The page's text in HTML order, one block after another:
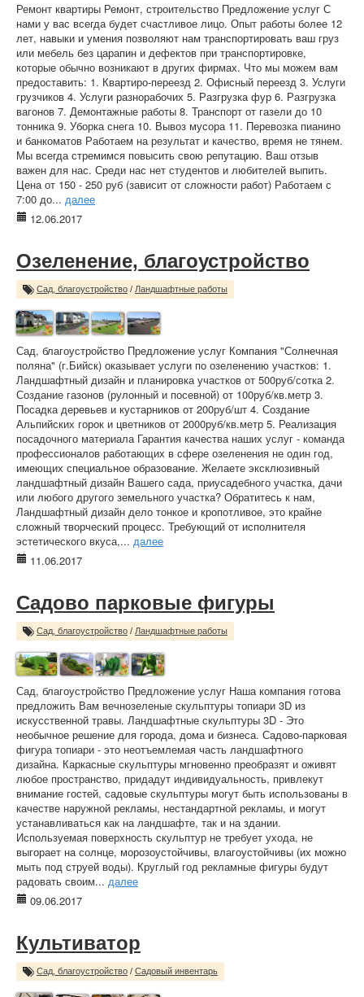
Ремонт квартиры Ремонт, строительство Предложение услуг С
нами у вас всегда будет счастливое лицо. Опыт работы более 12
лет, навыки и умения позволяют нам транспортировать ваш груз
или мебель без царапин и дефектов при транспортировке,
которые обычно возникают в других фирмах. Что мы можем вам
предоставить: 1. Квартиро-переезд 2. Офисный переезд 3. Услуги
грузчиков 4. Услуги разнорабочих 5. Разгрузка фур 6. Разгрузка
вагонов 7. Демонтажные работы 8. Транспорт от газели до 10
тонника 9. Уборка снега 10. Вывоз мусора 11. Перевозка пианино
и банкоматов Работаем на результат и качество, время не тянем.
Мы всегда стремимся повысить свою репутацию. Ваш отзыв
важен для нас. Среди нас нет студентов и любителей выпить.
Цена от 150 - 250 руб (зависит от сложности работ) Работаем с
7:00 до... далее
12.06.2017
Озеленение, благоустройство
Сад, благоустройство / Ландшафтные работы
Сад, благоустройство Предложение услуг Компания "Солнечная
поляна" (г.Бийск) оказывает услуги по озеленению участков: 1.
Ландшафтный дизайн и планировка участков от 500руб/сотка 2.
Создание газонов (рулонный и посевной) от 100руб/кв.метр 3.
Посадка деревьев и кустарников от 200руб/шт 4. Создание
Альпийских горок и цветников от 2000руб/кв.метр 5. Реализация
посадочного материала Гарантия качества наших услуг - команда
профессионалов работающих в сфере озеленения не один год,
имеющих специальное образование. Желаете эксклюзивный
ландшафтный дизайн Вашего сада, приусадебного участка, дачи
или любого другого земельного участка? Обратитесь к нам,
Ландшафтный дизайн дело тонкое и кропотливое, это крайне
сложный творческий процесс. Требующий от исполнителя
эстетического вкуса,... далее
11.06.2017
Садово парковые фигуры
Сад, благоустройство / Ландшафтные работы
Сад, благоустройство Предложение услуг Наша компания готова
предложить Вам вечнозеленые скульптуры топиари 3D из
искусственной травы. Ландшафтные скульптуры 3D - Это
необычное решение для города, дома и бизнеса. Садово-парковая
фигура топиари - это неотъемлемая часть ландшафтного
дизайна. Каркасные скульптуры мгновенно преобразят и оживят
любое пространство, придадут индивидуальность, привлекут
внимание гостей, садовые скульптуры могут быть использованы в
качестве наружной рекламы, нестандартной рекламы, и могут
устанавливаться как на ландшафте, так и на здании.
Используемая поверхность скульптур не требует ухода, не
выгорает на солнце, морозоустойчивы, влагоустойчивы (их можно
мыть под струей воды). Круглый год рекламные фигуры будут
радовать своим... далее
09.06.2017
Культиватор
Сад, благоустройство / Садовый инвентарь